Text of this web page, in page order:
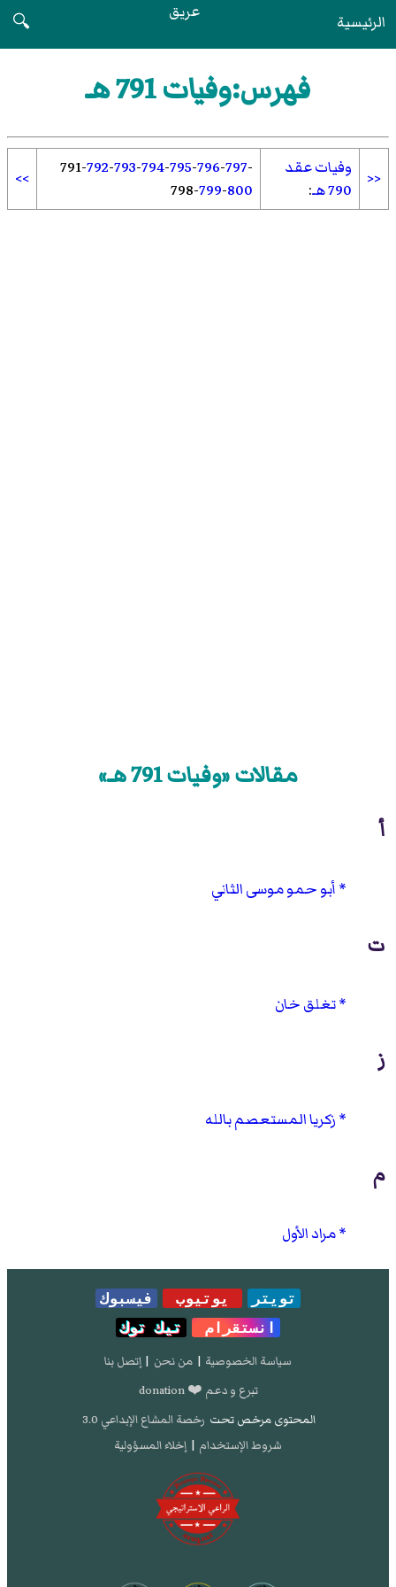
الرئيسية عريق
🔍
فهرس:وفيات 791 هـ
<<
وفيات عقد
790 هـ
:
791-792-793-794-795-796-797-
798-799-800
>>
مقالات «وفيات 791 هـ»
أ
أبو حمو موسى الثاني
ت
تغلق خان
ز
زكريا المستعصم بالله
م
مراد الأول
تويتر يوتيوب
فيسبوك
انستقرام
تيك توك
سياسة الخصوصية | من نحن | إتصل بنا
تبرع و دعم ❤️ donation
المحتوى مرخص تحت رخصة المشاع الإبداعي 3.0
شروط الإستخدام | إخلاء المسؤولية